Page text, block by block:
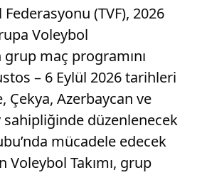
(TVF), 2026
Voleybol
grup maç programını
– 6 Eylül 2026 tarihleri
Çekya, Azerbaycan ve
sahipliğinde düzenlenecek
mücadele edecek
Voleybol Takımı, grup